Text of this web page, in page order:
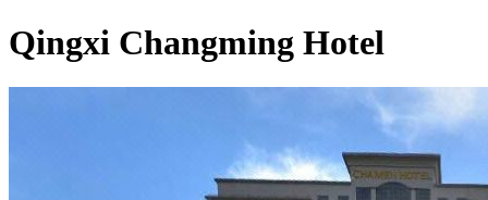
Qingxi Changming Hotel